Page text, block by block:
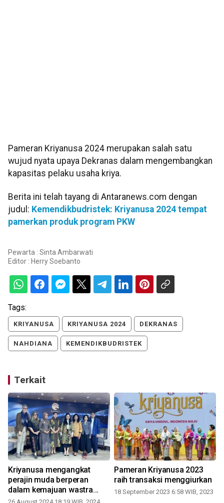
Pameran Kriyanusa 2024 merupakan salah satu
wujud nyata upaya Dekranas dalam mengembangkan
kapasitas pelaku usaha kriya.
Berita ini telah tayang di Antaranews.com dengan
judul: Kemendikbudristek: Kriyanusa 2024 tempat
pamerkan produk program PKW
Pewarta : Sinta Ambarwati
Editor : Herry Soebanto
Tags:
KRIYANUSA KRIYANUSA 2024 DEKRANAS
NAHDIANA KEMENDIKBUDRISTEK
Terkait
Kriyanusa mengangkat
perajin muda berperan
dalam kemajuan wastra
Indonesia
Pameran Kriyanusa 2023
raih transaksi menggiurkan
18 September 2023 6:58 WIB, 2023